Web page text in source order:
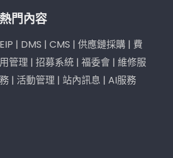
熱門內容
EIP | DMS | CMS | 供應鏈採購| 費
用管理| 招募系統| 福委會| 維修服
務| 活動管理| 站內訊息 | AI服務